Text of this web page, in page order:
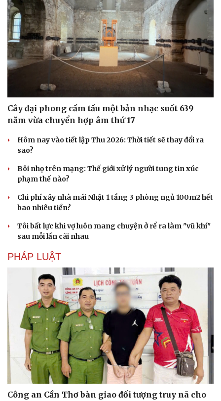
Du lịch
Tư vấn
Podcast
Câu chuyện thời sự
Đọc truyện đêm khuya
Cửa sổ tình yêu
Kể chuyện cho bé
Hạt giống tâm hồn
Cây đại phong cầm tấu một bản nhạc suốt 639
năm vừa chuyển hợp âm thứ 17
Hôm nay vào tiết lập Thu 2026: Thời tiết sẽ thay đổi ra
sao?
Bôi nhọ trên mạng: Thế giới xử lý người tung tin xúc
phạm thế nào?
Chi phí xây nhà mái Nhật 1 tầng 3 phòng ngủ 100m2 hết
bao nhiêu tiền?
Tôi bất lực khi vợ luôn mang chuyện ở rể ra làm "vũ khí"
sau mỗi lần cãi nhau
PHÁP LUẬT
Công an Cần Thơ bàn giao đối tượng truy nã cho